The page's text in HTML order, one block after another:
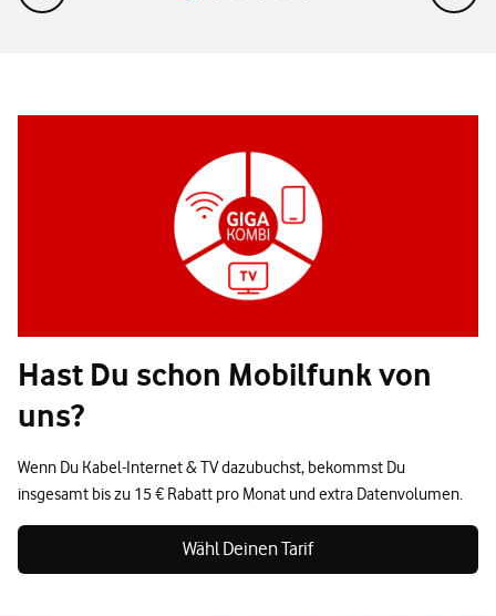
Hast Du schon Mobilfunk von
uns?
Wenn Du Kabel-Internet & TV dazubuchst, bekommst Du
insgesamt bis zu 15 € Rabatt pro Monat und extra Datenvolumen.
Wähl Deinen Tarif